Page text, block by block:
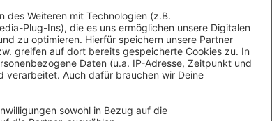
bocholter-aa.de